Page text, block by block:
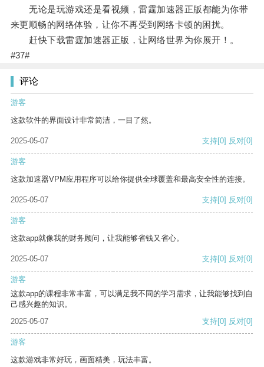
无论是玩游戏还是看视频，雷霆加速器正版都能为你带
来更顺畅的网络体验，让你不再受到网络卡顿的困扰。
赶快下载雷霆加速器正版，让网络世界为你展开！。
#37#
评论
游客
这款软件的界面设计非常简洁，一目了然。
2025-05-07 支持[0] 反对[0]
游客
这款加速器VPM应用程序可以给你提供全球覆盖和最高安全性的连接。
2025-05-07 支持[0] 反对[0]
游客
这款app就像我的财务顾问，让我能够省钱又省心。
2025-05-07 支持[0] 反对[0]
游客
这款app的课程非常丰富，可以满足我不同的学习需求，让我能够找到自
己感兴趣的知识。
2025-05-07
支持[0] 反对[0]
游客
这款游戏非常好玩，画面精美，玩法丰富。